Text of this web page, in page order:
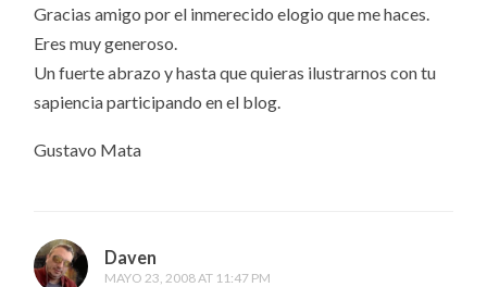
Gracias amigo por el inmerecido elogio que me haces.
Eres muy generoso.
Un fuerte abrazo y hasta que quieras ilustrarnos con tu
sapiencia participando en el blog.
Gustavo Mata
Daven
MAYO 23, 2008 AT 11:47 PM